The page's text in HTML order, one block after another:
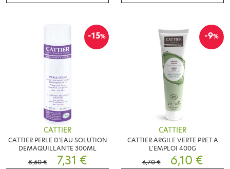
-15%
CATTIER
CATTIER PERLE D'EAU SOLUTION
DEMAQUILLANTE 300ML
8,60 €
7,31 €
-9%
CATTIER
CATTIER ARGILE VERTE PRET A
L'EMPLOI 400G
6,70 €
6,10 €